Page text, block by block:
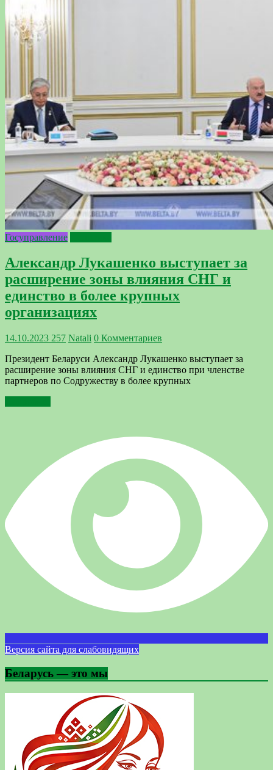
Госуправление
Александр Лукашенко выступает за
расширение зоны влияния СНГ и
единство в более крупных
организациях
14.10.2023 257 Natali 0 Комментариев
Президент Беларуси Александр Лукашенко выступает за
расширение зоны влияния СНГ и единство при членстве
партнеров по Содружеству в более крупных
Версия сайта для слабовидящих
Беларусь — это мы